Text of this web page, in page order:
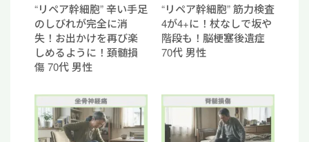
“リペア幹細胞” 辛い手足
のしびれが完全に消
失！お出かけを再び楽
しめるように！頚髄損
傷 70代 男性
“リペア幹細胞” 筋力検査
4が4+に！杖なしで坂や
階段も！脳梗塞後遺症
70代 男性